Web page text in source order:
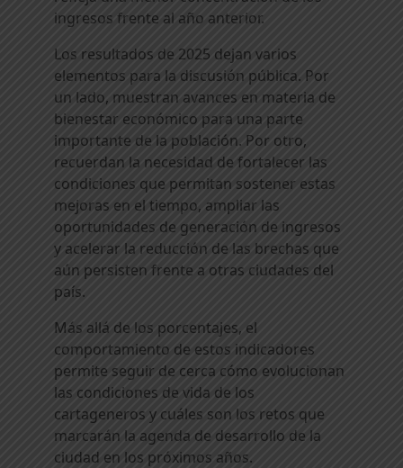
ingresos frente al año anterior.
Los resultados de 2025 dejan varios
elementos para la discusión pública. Por
un lado, muestran avances en materia de
bienestar económico para una parte
importante de la población. Por otro,
recuerdan la necesidad de fortalecer las
condiciones que permitan sostener estas
mejoras en el tiempo, ampliar las
oportunidades de generación de ingresos
y acelerar la reducción de las brechas que
aún persisten frente a otras ciudades del
país.
Más allá de los porcentajes, el
comportamiento de estos indicadores
permite seguir de cerca cómo evolucionan
las condiciones de vida de los
cartageneros y cuáles son los retos que
marcarán la agenda de desarrollo de la
ciudad en los próximos años.